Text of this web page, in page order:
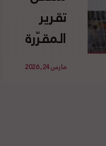
الدولي
تقرير
المقرّرة
الخاصة
مارس 24, 2026